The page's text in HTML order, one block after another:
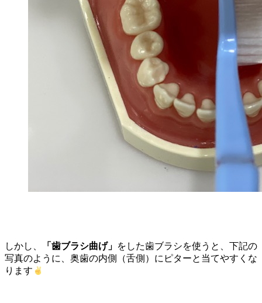
しかし、 「歯ブラシ曲げ」 をした歯ブラシを使うと、下記の
写真のように、奥歯の内側（舌側）にピターと当てやすくな
ります